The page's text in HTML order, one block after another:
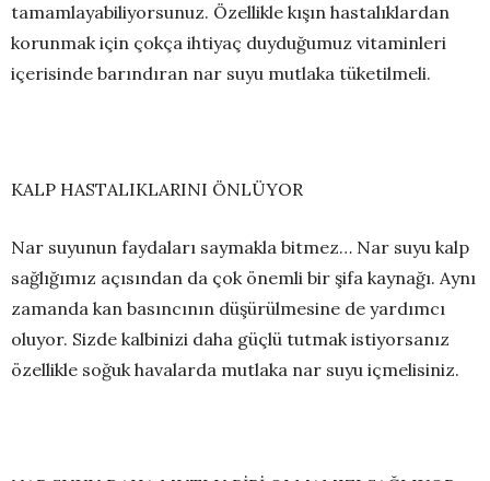
tamamlayabiliyorsunuz. Özellikle kışın hastalıklardan
korunmak için çokça ihtiyaç duyduğumuz vitaminleri
içerisinde barındıran nar suyu mutlaka tüketilmeli.
KALP HASTALIKLARINI ÖNLÜYOR
Nar suyunun faydaları saymakla bitmez… Nar suyu kalp
sağlığımız açısından da çok önemli bir şifa kaynağı. Aynı
zamanda kan basıncının düşürülmesine de yardımcı
oluyor. Sizde kalbinizi daha güçlü tutmak istiyorsanız
özellikle soğuk havalarda mutlaka nar suyu içmelisiniz.